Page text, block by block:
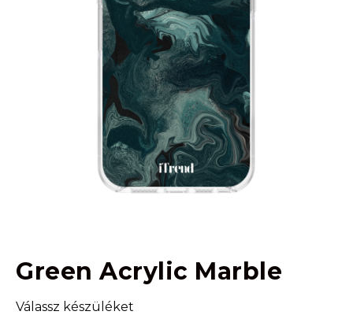
Green Acrylic Marble
Válassz készüléket